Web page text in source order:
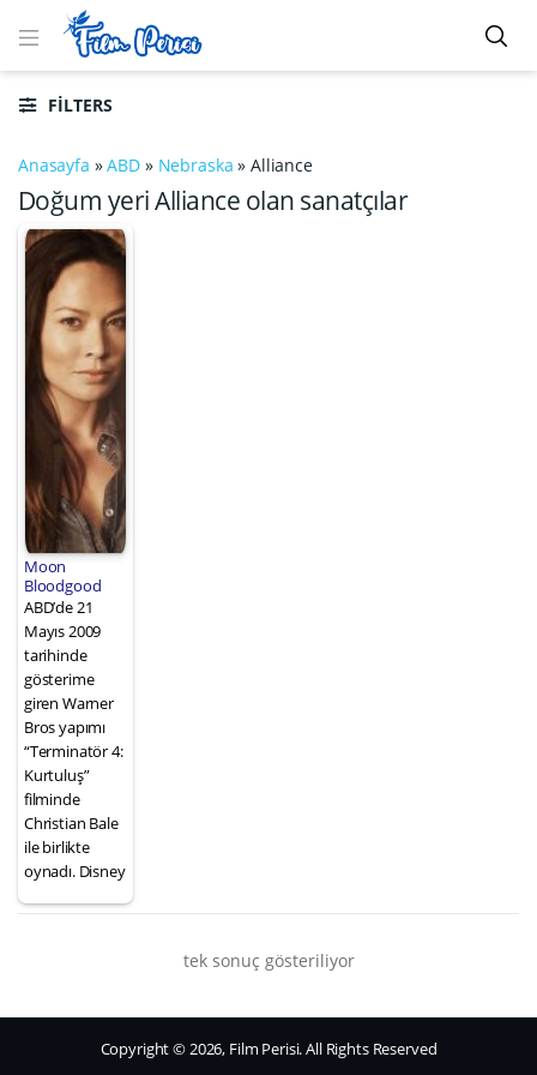
FILTERS
Anasayfa »ABD » Nebraska »Alliance
Doğum yeri Alliance olan sanatçılar
Moon
Bloodgood
ABD’de 21
Mayıs 2009
tarihinde
gösterime
giren Warner
Bros yapımı
“Terminatör 4:
Kurtuluş”
filminde
Christian Bale
ile birlikte
oynadı. Disney
tek sonuç gösteriliyor
Copyright © 2026, Film Perisi. All Rights Reserved